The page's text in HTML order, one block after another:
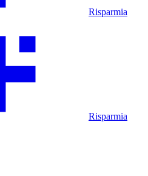
Risparmia
Risparmia